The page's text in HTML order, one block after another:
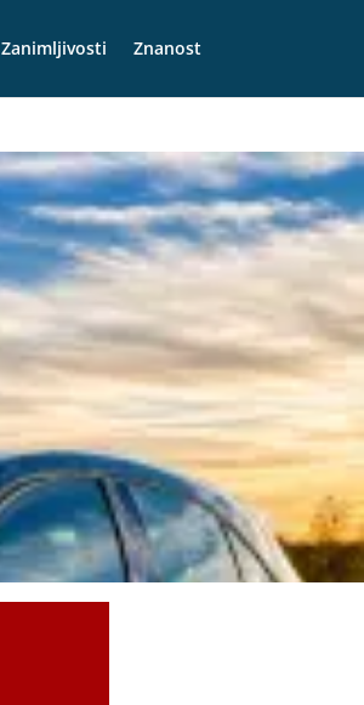
Zanimljivosti Znanost